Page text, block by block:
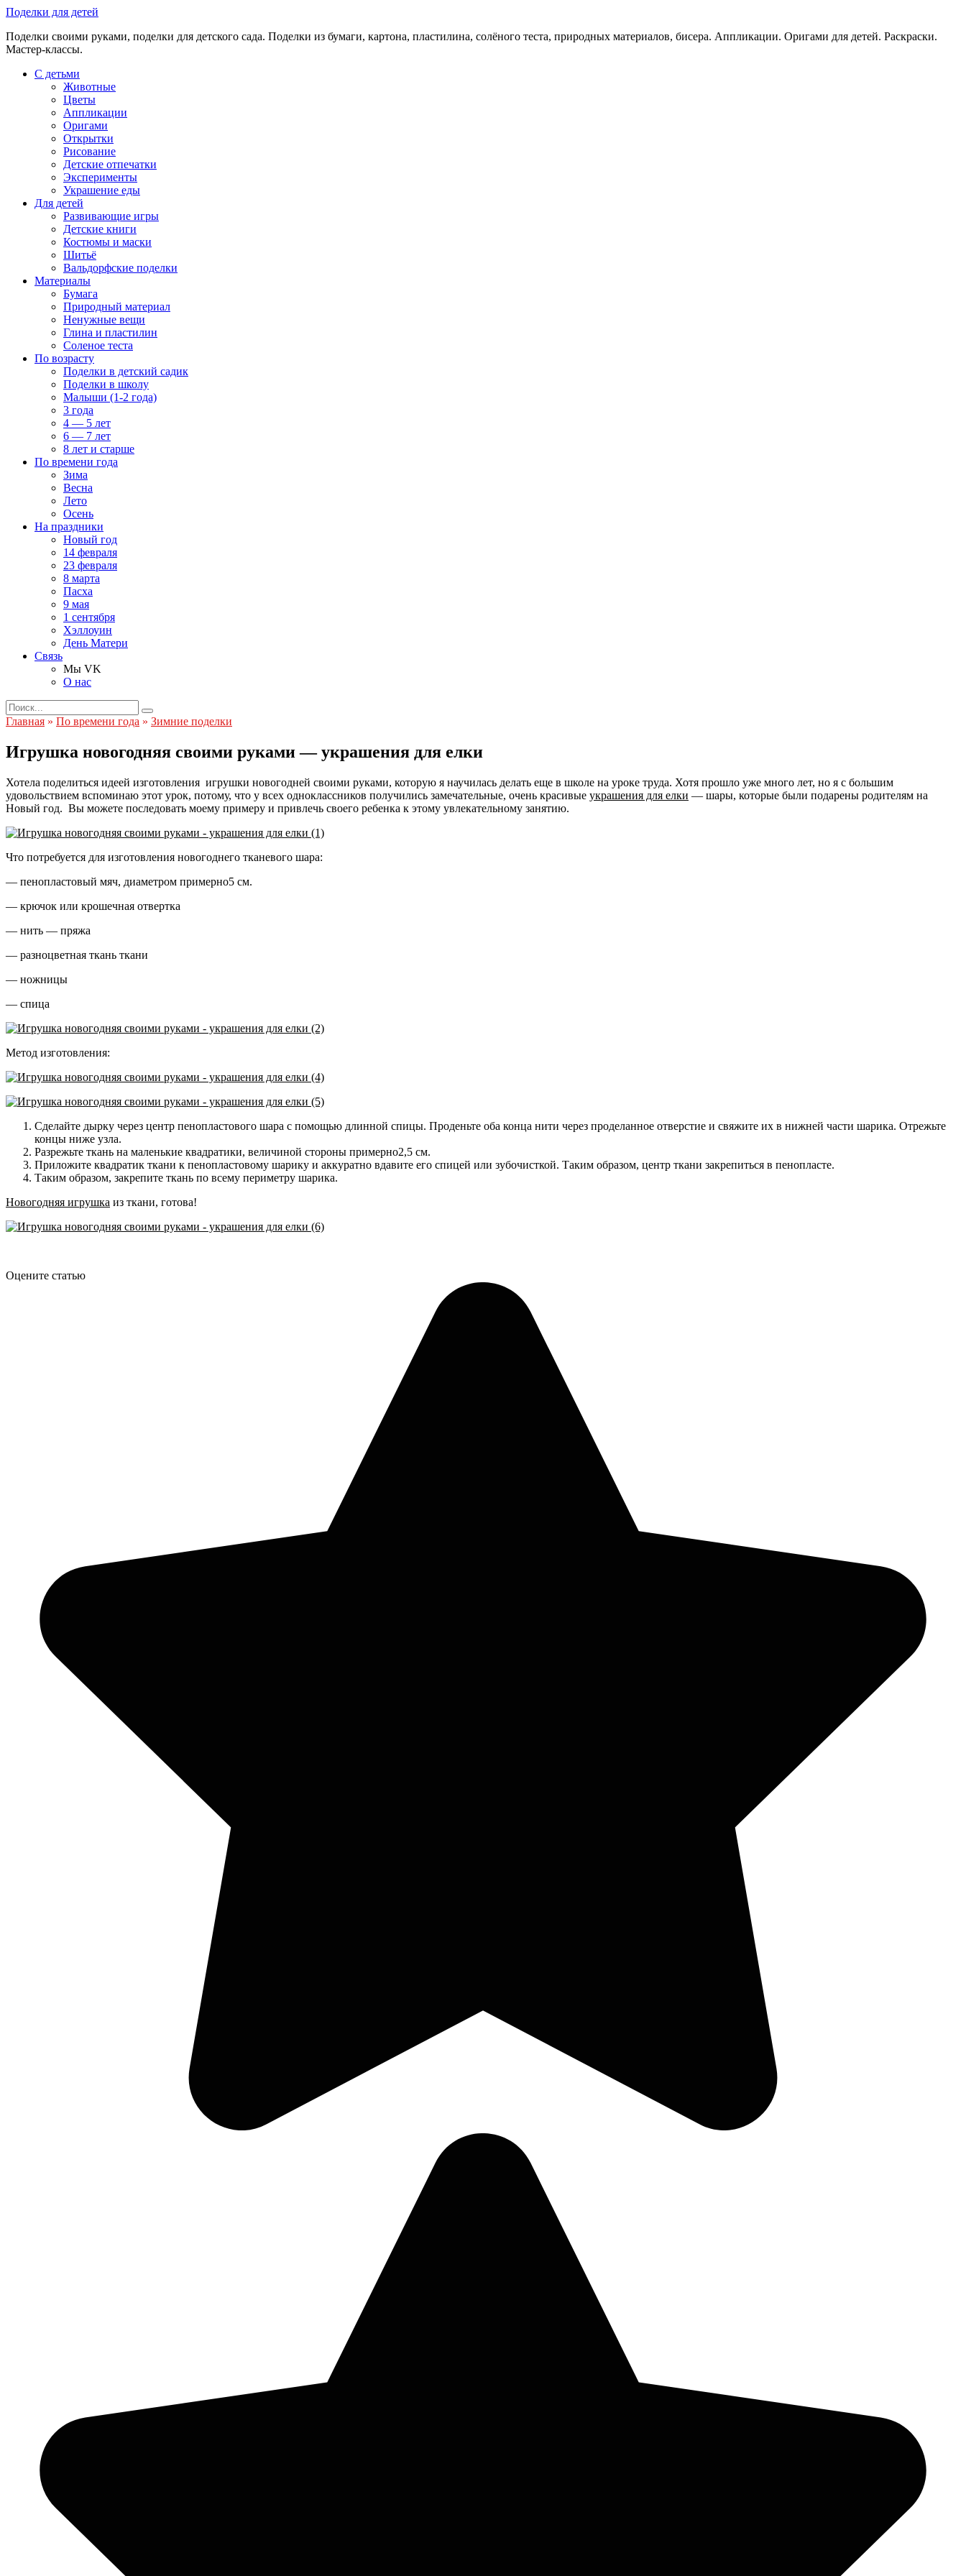
Skip
content
Поделки для детей
Поделки своими руками, поделки для детского сада. Поделки из бумаги, картона, пластилина, солёного теста, природных материалов, бисера. Аппликации. Оригами для детей. Раскраски.
Мастер-классы.
С детьми
Животные
Цветы
Аппликации
Оригами
Открытки
Рисование
Детские отпечатки
Эксперименты
Украшение еды
Для детей
Развивающие игры
Детские книги
Костюмы и маски
Шитьё
Вальдорфские поделки
Материалы
Бумага
Природный материал
Ненужные вещи
Глина и пластилин
Соленое теста
По возрасту
Поделки в детский садик
Поделки в школу
Малыши (1-2 года)
3 года
4 — 5 лет
6 — 7 лет
8 лет и старше
По времени года
Зима
Весна
Лето
Осень
На праздники
Новый год
14 февраля
23 февраля
8 марта
Пасха
9 мая
1 сентября
Хэллоуин
День Матери
Связь
Мы VK
О нас
Search
for:
Главная » По времени года » Зимние поделки
Игрушка новогодняя своими руками — украшения для елки
Хотела поделиться идеей изготовления игрушки новогодней своими руками, которую я научилась делать еще в школе на уроке труда. Хотя прошло уже много лет, но я с большим
удовольствием вспоминаю этот урок, потому, что у всех одноклассников получились замечательные, очень красивые украшения для елки — шары, которые были подарены родителям на
Новый год. Вы можете последовать моему примеру и привлечь своего ребенка к этому увлекательному занятию.
Что потребуется для изготовления новогоднего тканевого шара:
— пенопластовый мяч, диаметром примерно5 см.
— крючок или крошечная отвертка
— нить — пряжа
— разноцветная ткань ткани
— ножницы
— спица
Метод изготовления:
Сделайте дырку через центр пенопластового шара с помощью длинной спицы. Проденьте оба конца нити через проделанное отверстие и свяжите их в нижней части шарика. Отрежьте
концы ниже узла.
Разрежьте ткань на маленькие квадратики, величиной стороны примерно2,5 см.
Приложите квадратик ткани к пенопластовому шарику и аккуратно вдавите его спицей или зубочисткой. Таким образом, центр ткани закрепиться в пенопласте.
Таким образом, закрепите ткань по всему периметру шарика.
Новогодняя игрушка из ткани, готова!
Оцените статью